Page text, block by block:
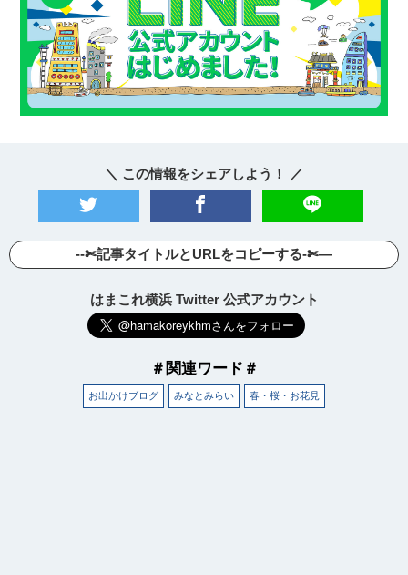
＼ この情報をシェアしよう！ ／
--✄記事タイトルとURLをコピーする-✄—
はまこれ横浜 Twitter 公式アカウント
＃関連ワード＃
お出かけブログ みなとみらい 春・桜・お花見